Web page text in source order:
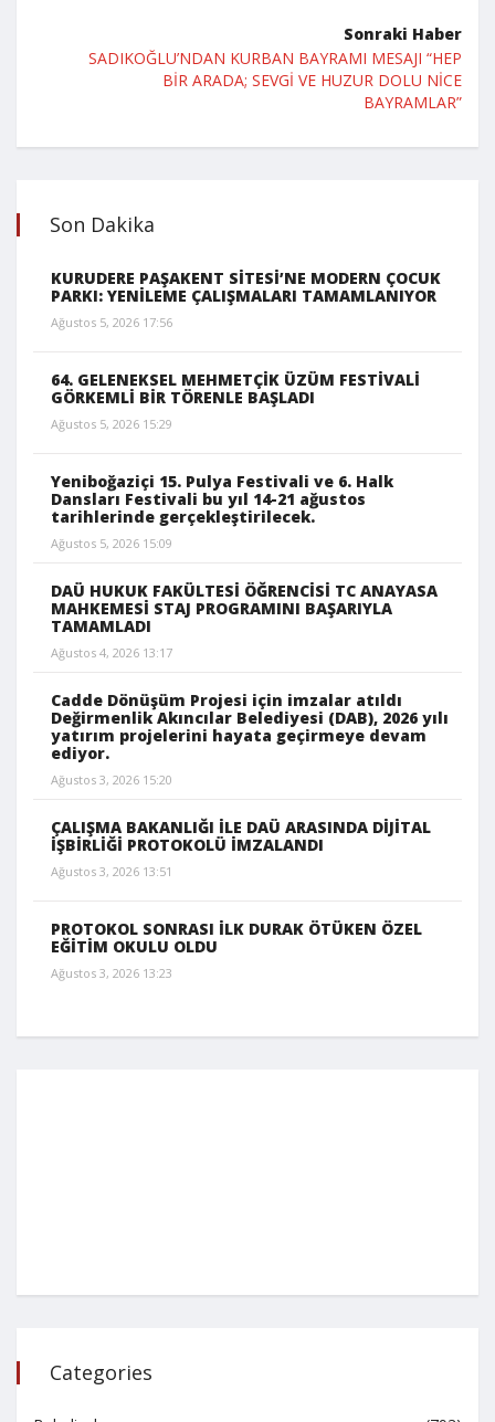
Sonraki Haber
SADIKOĞLU’NDAN KURBAN BAYRAMI MESAJI “HEP
BİR ARADA; SEVGİ VE HUZUR DOLU NİCE
BAYRAMLAR”
Son Dakika
KURUDERE PAŞAKENT SİTESİ’NE MODERN ÇOCUK
PARKI: YENİLEME ÇALIŞMALARI TAMAMLANIYOR
Ağustos 5, 2026 17:56
64. GELENEKSEL MEHMETÇİK ÜZÜM FESTİVALİ
GÖRKEMLİ BİR TÖRENLE BAŞLADI
Ağustos 5, 2026 15:29
Yeniboğaziçi 15. Pulya Festivali ve 6. Halk
Dansları Festivali bu yıl 14-21 ağustos
tarihlerinde gerçekleştirilecek.
Ağustos 5, 2026 15:09
DAÜ HUKUK FAKÜLTESİ ÖĞRENCİSİ TC ANAYASA
MAHKEMESİ STAJ PROGRAMINI BAŞARIYLA
TAMAMLADI
Ağustos 4, 2026 13:17
Cadde Dönüşüm Projesi için imzalar atıldı
Değirmenlik Akıncılar Belediyesi (DAB), 2026 yılı
yatırım projelerini hayata geçirmeye devam
ediyor.
Ağustos 3, 2026 15:20
ÇALIŞMA BAKANLIĞI İLE DAÜ ARASINDA DİJİTAL
İŞBİRLİĞİ PROTOKOLÜ İMZALANDI
Ağustos 3, 2026 13:51
PROTOKOL SONRASI İLK DURAK ÖTÜKEN ÖZEL
EĞİTİM OKULU OLDU
Ağustos 3, 2026 13:23
Categories